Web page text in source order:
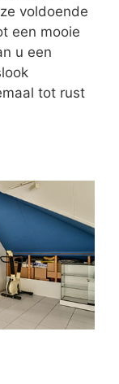
voldoende
een mooie
u een
tot rust